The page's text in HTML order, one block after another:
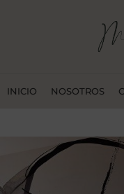
INICIO NOSOTROS